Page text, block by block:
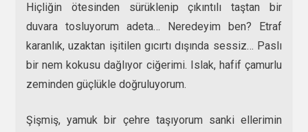
Hiçliğin ötesinden sürüklenip çıkıntılı taştan bir
duvara tosluyorum adeta… Neredeyim ben? Etraf
karanlık, uzaktan işitilen gıcırtı dışında sessiz… Paslı
bir nem kokusu dağlıyor ciğerimi. Islak, hafif çamurlu
zeminden güçlükle doğruluyorum.
Şişmiş, yamuk bir çehre taşıyorum sanki ellerimin